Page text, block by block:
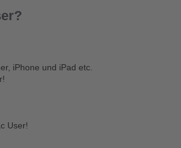
iPhone und iPad etc.
User!